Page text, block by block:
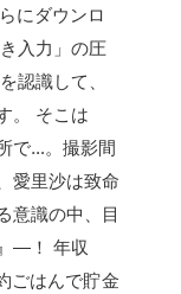
にダウンロ
入力」の圧
認識して、
。 そこは
で…。撮影間
愛里沙は致命
意識の中、目
―！ 年収
ごはんで貯金